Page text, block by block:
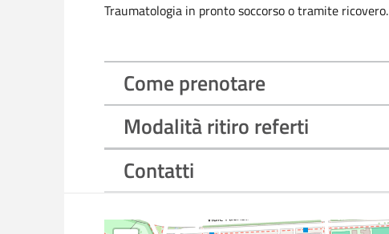
Traumatologia in pronto soccorso o tramite ricovero.
Come prenotare
Modalità ritiro referti
Contatti